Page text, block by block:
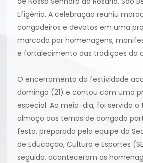
Efigênia. A celebração reuniu
congadeiros e devotos em uma
marcada por homenagens,
e fortalecimento das tradições da
O encerramento da festividade
domingo (21) e contou com uma
especial. Ao meio-dia, foi servido o
almoço aos ternos de congado
festa, preparado pela equipe da
de Educação, Cultura e Esportes
seguida, aconteceram as